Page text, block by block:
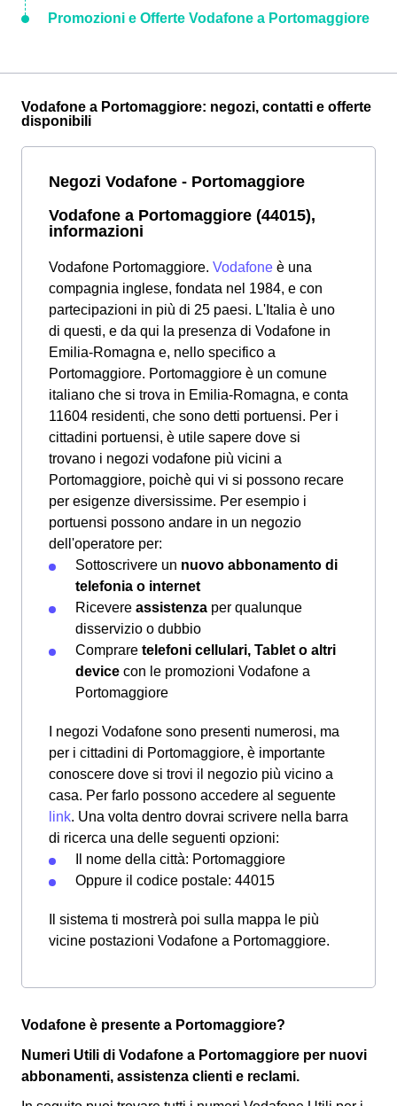
Promozioni e Offerte Vodafone a Portomaggiore
Vodafone a Portomaggiore: negozi, contatti e offerte
disponibili
Negozi Vodafone - Portomaggiore
Vodafone a Portomaggiore (44015),
informazioni
Vodafone Portomaggiore. Vodafone è una
compagnia inglese, fondata nel 1984, e con
partecipazioni in più di 25 paesi. L'Italia è uno
di questi, e da qui la presenza di Vodafone in
Emilia-Romagna e, nello specifico a
Portomaggiore. Portomaggiore è un comune
italiano che si trova in Emilia-Romagna, e conta
11604 residenti, che sono detti portuensi. Per i
cittadini portuensi, è utile sapere dove si
trovano i negozi vodafone più vicini a
Portomaggiore, poichè qui vi si possono recare
per esigenze diversissime. Per esempio i
portuensi possono andare in un negozio
dell'operatore per:
Sottoscrivere un nuovo abbonamento di
telefonia o internet
Ricevere assistenza per qualunque
disservizio o dubbio
Comprare telefoni cellulari, Tablet o altri
device con le promozioni Vodafone a
Portomaggiore
I negozi Vodafone sono presenti numerosi, ma
per i cittadini di Portomaggiore, è importante
conoscere dove si trovi il negozio più vicino a
casa. Per farlo possono accedere al seguente
link. Una volta dentro dovrai scrivere nella barra
di ricerca una delle seguenti opzioni:
Il nome della città: Portomaggiore
Oppure il codice postale: 44015
Il sistema ti mostrerà poi sulla mappa le più
vicine postazioni Vodafone a Portomaggiore.
Vodafone è presente a Portomaggiore?
Numeri Utili di Vodafone a Portomaggiore per nuovi
abbonamenti, assistenza clienti e reclami.